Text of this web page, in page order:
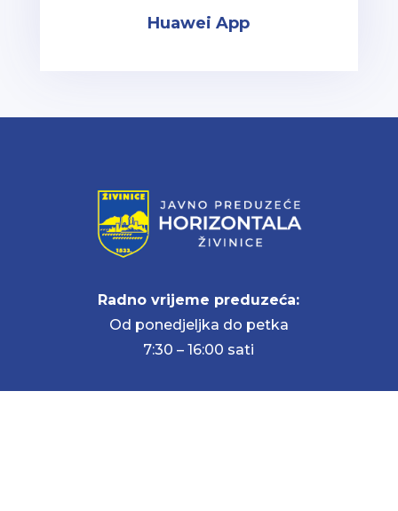
Huawei App
Radno vrijeme preduzeća:
Od ponedjeljka do petka
7:30 – 16:00 sati